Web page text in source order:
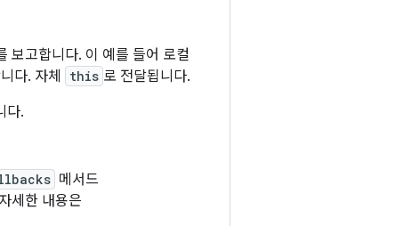
보고합니다. 이 예를 들어 로컬
다. 자체 this 로 전달됩니다.
다.
메서드
세한 내용은